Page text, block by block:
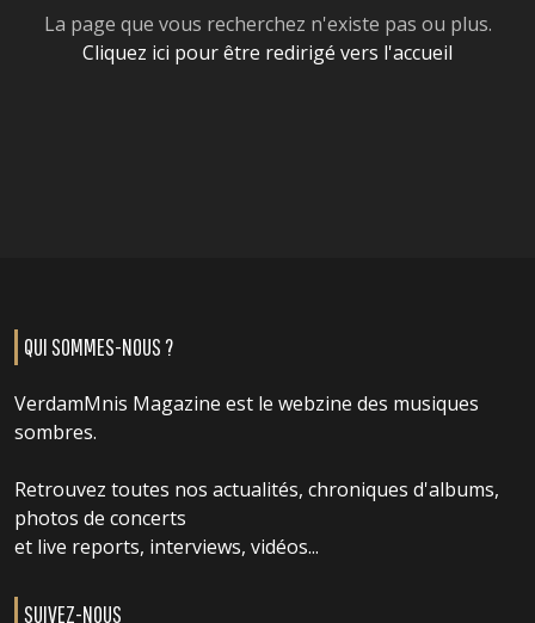
La page que vous recherchez n'existe pas ou plus.
Cliquez ici pour être redirigé vers l'accueil
QUI SOMMES-NOUS ?
VerdamMnis Magazine est le webzine des musiques
sombres.
Retrouvez toutes nos actualités, chroniques d'albums,
photos de concerts
et live reports, interviews, vidéos...
SUIVEZ-NOUS